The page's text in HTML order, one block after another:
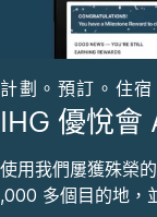
計劃。預訂。住
IHG 優悅會
使用我們屢獲殊榮
,000 多個目的地，